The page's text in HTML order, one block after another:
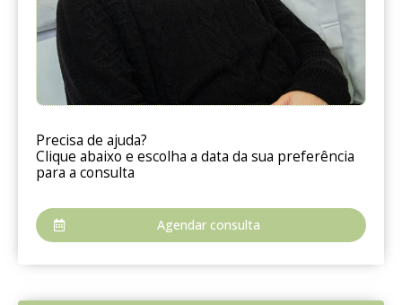
Precisa de ajuda?
Clique abaixo e escolha a data da sua preferência
para a consulta
Agendar consulta